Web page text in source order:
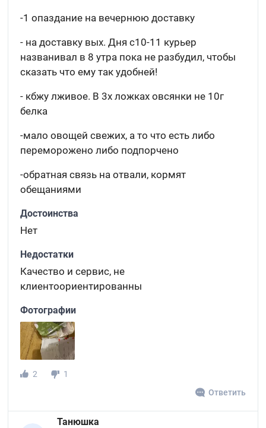
-1 опаздание на вечернюю доставку
- на доставку вых. Дня с10-11 курьер
названивал в 8 утра пока не разбудил, чтобы
сказать что ему так удобней!
- кбжу лживое. В 3х ложках овсянки не 10г
белка
-мало овощей свежих, а то что есть либо
переморожено либо подпорчено
-обратная связь на отвали, кормят
обещаниями
Достоинства
Нет
Недостатки
Качество и сервис, не
клиентоориентированны
Фотографии
2
1
Ответить
Танюшка